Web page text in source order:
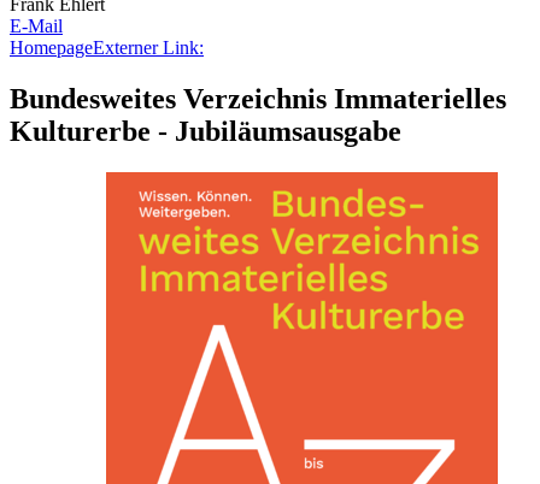
Frank Ehlert
E-Mail
HomepageExterner Link:
Bundesweites Verzeichnis Immaterielles
Kulturerbe - Jubiläumsausgabe